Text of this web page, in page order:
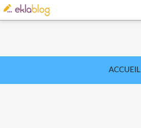
ACCUEIL